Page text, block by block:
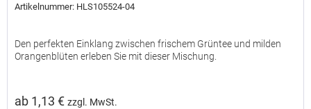
Artikelnummer: HLS105524-04
Den perfekten Einklang zwischen frischem Grüntee und milden
Orangenblüten erleben Sie mit dieser Mischung.
ab 1,13 €zzgl. MwSt.